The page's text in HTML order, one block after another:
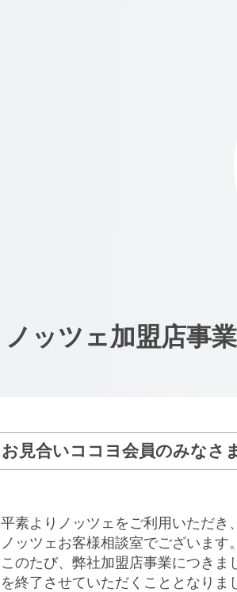
ノッツェ加盟店事
お見合いココヨ会員のみなさ
平素よりノッツェをご利用いただき
ノッツェお客様相談室でございます。
このたび、弊社加盟店事業につき
を終了させていただくこととなりま